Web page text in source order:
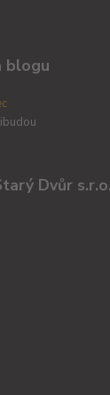
blogu
Dvůr